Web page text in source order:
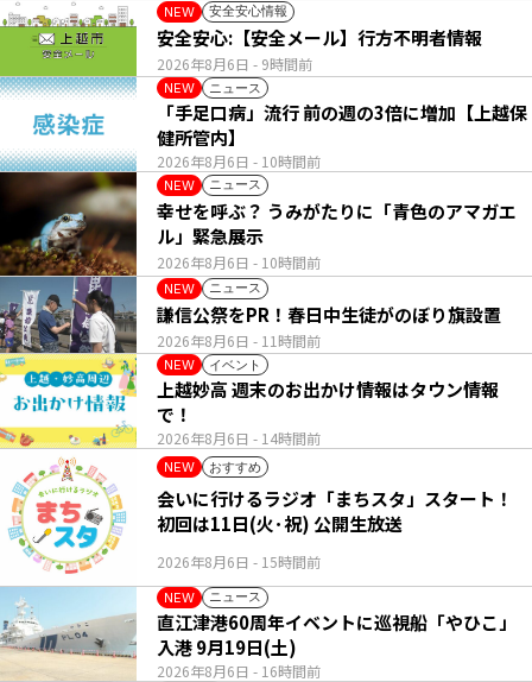
NEW 安全安心情報
2026年8月6日 - 9時間前
安全安心:【安全メール】行方不明者情報
NEW ニュース
2026年8月6日 - 10時間前
「手足口病」流行 前の週の3倍に増加【上越保
健所管内】
NEW ニュース
2026年8月6日 - 10時間前
幸せを呼ぶ？ うみがたりに「青色のアマガエ
ル」緊急展示
NEW ニュース
2026年8月6日 - 11時間前
謙信公祭をPR！春日中生徒がのぼり旗設置
NEW イベント
2026年8月6日 - 14時間前
上越妙高 週末のお出かけ情報はタウン情報
で！
NEW おすすめ
2026年8月6日 - 15時間前
会いに行けるラジオ「まちスタ」スタート！
初回は11日(火･祝) 公開生放送
NEW ニュース
2026年8月6日 - 16時間前
直江津港60周年イベントに巡視船「やひこ」
入港 9月19日(土)